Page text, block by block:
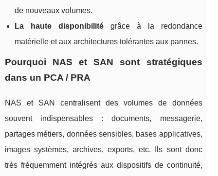
de nouveaux volumes.
La haute disponibilitégrâce à la redondance
matérielle et aux architectures tolérantes aux pannes.
Pourquoi NAS et SAN sont stratégiques
dans un PCA / PRA
NAS et SAN centralisent des volumes de données
souvent indispensables : documents, messagerie,
partages métiers, données sensibles, bases applicatives,
images systèmes, archives, exports, etc. Ils sont donc
très fréquemment intégrés aux dispositifs de continuité,